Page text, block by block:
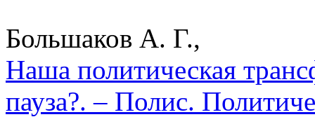
Большаков А. Г.,
Наша политическая
пауза?. – Полис.